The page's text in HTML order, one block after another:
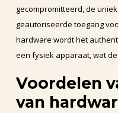
gecompromitteerd, de
geautoriseerde toegang
hardware wordt het
een fysiek apparaat, wat
Voordelen
van